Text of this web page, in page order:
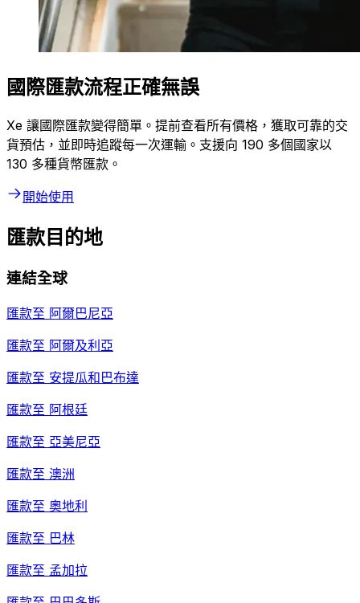
國際匯款流程正確無誤
Xe 讓國際匯款變得簡單。提前查看所有價格，獲取可靠的交
貨預估，並即時追蹤每一次運輸。支援向 190 多個國家以
130 多種貨幣匯款。
開始使用
匯款目的地
連結全球
匯款至 阿爾巴尼亞
匯款至 阿爾及利亞
匯款至 安提瓜和巴布達
匯款至 阿根廷
匯款至 亞美尼亞
匯款至 澳洲
匯款至 奧地利
匯款至 巴林
匯款至 孟加拉